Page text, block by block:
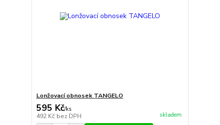
Lonžovací obnosek TANGELO
595 Kč/ks
492 Kč bez DPH skladem